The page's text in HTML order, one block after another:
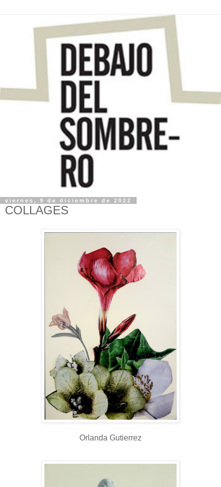
viernes, 9 de diciembre de 2022
COLLAGES
Orlanda Gutierrez